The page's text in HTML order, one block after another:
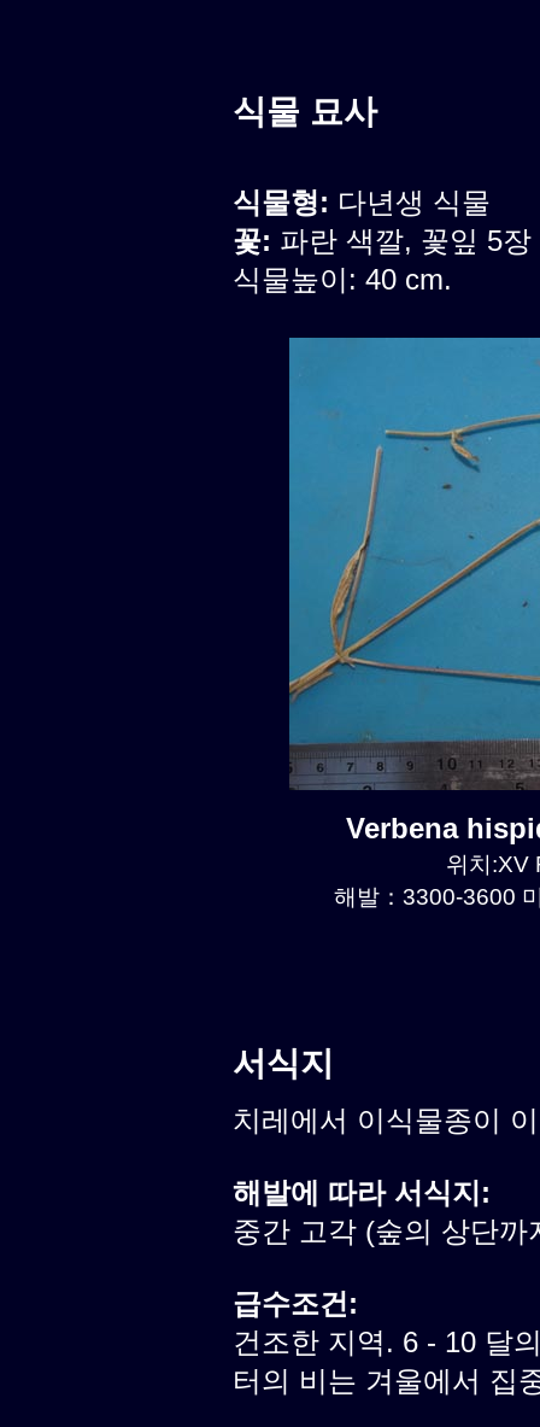
식물 묘사
식물형: 다년생 식물
꽃: 파란 색깔, 꽃잎 5장
식물높이: 40 cm.
Verbena
위치:XV
해발：3300-3600
서식지
치레에서 이식물종이
해발에 따라 서식지:
중간 고각 (숲의 상단까
급수조건:
건조한 지역. 6 - 10 달
터의 비는 겨울에서 집